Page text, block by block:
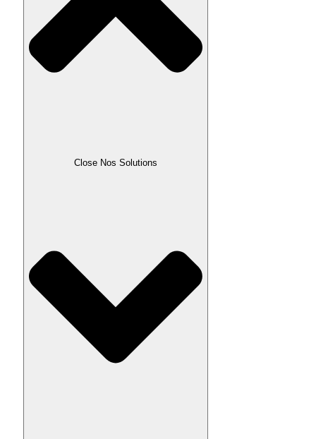
Close Nos Solutions